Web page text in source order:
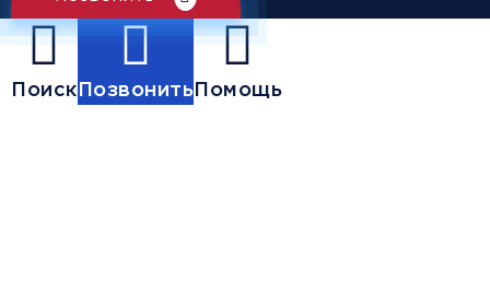
ПоискПозвонитьПомощь